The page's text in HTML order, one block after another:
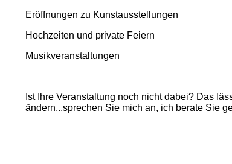
Eröffnungen zu Kunstausstellungen
Hochzeiten und private Feiern
Musikveranstaltungen
Ist Ihre Veranstaltung noch nicht dabei? Das
ändern...sprechen Sie mich an, ich berate Sie